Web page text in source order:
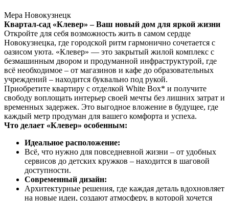
Мера Новокузнецк
Квартал-сад «Клевер» – Ваш новый дом для яркой жизни
Откройте для себя возможность жить в самом сердце
Новокузнецка, где городской ритм гармонично сочетается с
оазисом уюта. «Клевер» — это закрытый жилой комплекс с
безмашинным двором и продуманной инфраструктурой, где
всё необходимое – от магазинов и кафе до образовательных
учреждений – находится буквально под рукой.
Приобретите квартиру с отделкой White Box* и получите
свободу воплощать интерьер своей мечты без лишних затрат и
временных задержек. Это выгодное вложение в будущее, где
каждый метр продуман для вашего комфорта и успеха.
Что делает «Клевер» особенным:
Идеальное расположение:
Всё, что нужно для повседневной жизни – от удобных
сервисов до детских кружков – находится в шаговой
доступности.
Современный дизайн:
Архитектурные решения, где каждая деталь вдохновляет
на новые идеи, создают атмосферу, в которой хочется